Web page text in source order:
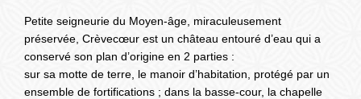
Petite seigneurie du Moyen-âge, miraculeusement
préservée, Crèvecœur est un château entouré d’eau qui a
conservé son plan d’origine en 2 parties :
sur sa motte de terre, le manoir d’habitation, protégé par un
ensemble de fortifications ; dans la basse-cour, la chapelle